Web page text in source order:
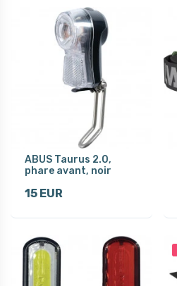
ABUS Taurus 2.0,
phare avant, noir
15 EUR